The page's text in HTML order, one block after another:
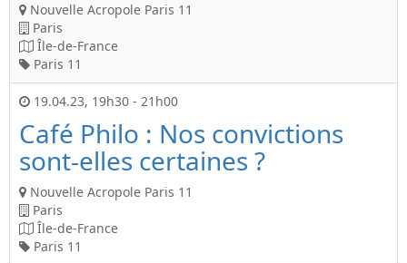
Nouvelle Acropole Paris 11
Paris
Île-de-France
Paris 11
19.04.23, 19h30 - 21h00
Café Philo : Nos convictions
sont-elles certaines ?
Nouvelle Acropole Paris 11
Paris
Île-de-France
Paris 11